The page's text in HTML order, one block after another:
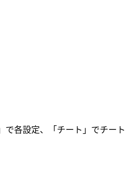
で各設定、「チート」でチート